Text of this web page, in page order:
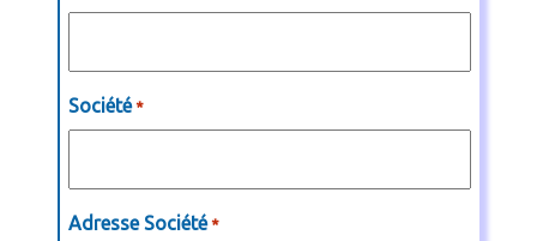
Société *
Adresse Société *